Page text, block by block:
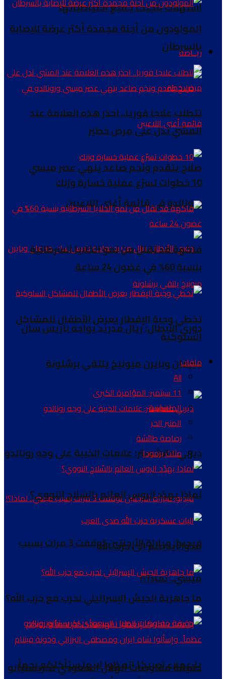
استهلاك بلجيكا جميع احتياطياتها
ريــاضة
صلاح يتقدم ونجم صاعد ينهي عصر ميسي
ورونالدو في قائمة أغنى اللاعبين
دوري الأبطال: ريال مدريد يواجه باريس سان
جيرمان وبايرن ميونيخ يلتقي برشلونة
ديربي مانشستر: علامات الخيبة على وجه رونالدو
فيديو: مباراة الأرجنتين توقفت 3 مرات بسبب
ميسي.. لماذا؟!
حقيقة مفاوضات الهلال السعودي لكريستيانو
المولودون من أجنة مجمدة أكثر عرضة للإصابة
بالسرطان
تتطلب علاجا فوريا.. احذر هذه العلامة عند
المشي تدل على مرض خطير
10 خطوات تسرّع عملية خسارة وزنك
فاكهة قد تقلل من نمو الخلايا السرطانية
بنسبة 60% في غضون 24 ساعة
تخطي وجبة الإفطار يعرض الأطفال للمشاكل
السلوكية
ملفات
All
11 سبتمبر: المؤامرة الكبرى
الماسونية
المنبر الحر
رصاصة طائشة
مثلث برمودا
لماذا يهدّد الروس العالم بالسّلاح النووي؟
مدّوا أيديكم الى حزب الله
ما جاهزية الجيش الإسرائيلي لحرب مع حزب الله؟
يا عملاء امريكا إتعظوا لانها ستأكلكم لحماً